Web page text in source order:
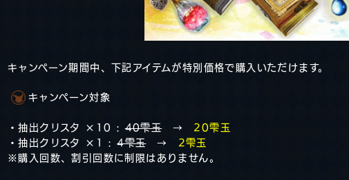
キャンペーン期間中、下記アイテムが特別価格で購入いただけます。
キャンペーン対象
・抽出クリスタ ×10 :40雫玉→ 20雫玉
・抽出クリスタ ×1 :4雫玉→ 2雫玉
※購入回数、割引回数に制限はありません。